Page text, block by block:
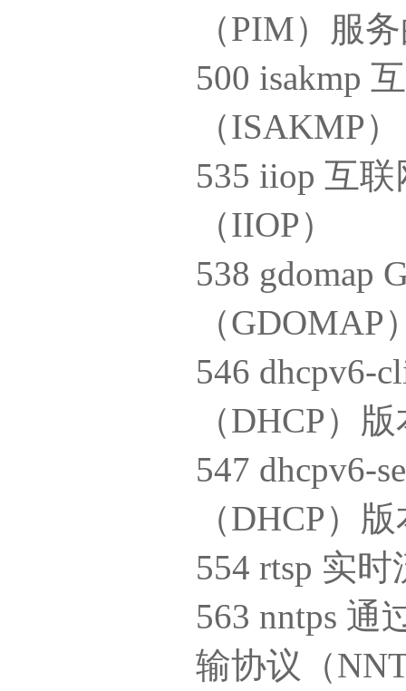
（PIM）服
500 isakmp
（ISAKMP
535 iiop 互
（IIOP）
538 gdomap
（GDOMAP
546 dhcpv6-
（DHCP）
547 dhcpv6-
（DHCP）
554 rtsp 实
563 nntps 通
输协议（